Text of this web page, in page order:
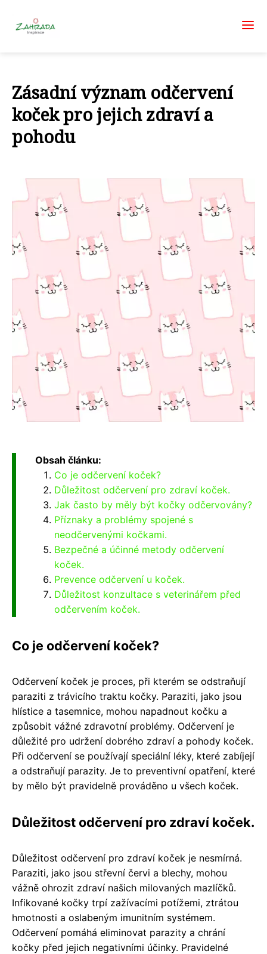
Zásadní význam odčervení
koček pro jejich zdraví a
pohodu
Obsah článku:
Co je odčervení koček?
Důležitost odčervení pro zdraví koček.
Jak často by měly být kočky odčervovány?
Příznaky a problémy spojené s
neodčervenými kočkami.
Bezpečné a účinné metody odčervení
koček.
Prevence odčervení u koček.
Důležitost konzultace s veterinářem před
odčervením koček.
Co je odčervení koček?
Odčervení koček je proces, při kterém se odstraňují
paraziti z trávicího traktu kočky. Paraziti, jako jsou
hlístice a tasemnice, mohou napadnout kočku a
způsobit vážné zdravotní problémy. Odčervení je
důležité pro udržení dobrého zdraví a pohody koček.
Při odčervení se používají speciální léky, které zabíjejí
a odstraňují parazity. Je to preventivní opatření, které
by mělo být pravidelně prováděno u všech koček.
Důležitost odčervení pro zdraví koček.
Důležitost odčervení pro zdraví koček je nesmírná.
Paraziti, jako jsou střevní červi a blechy, mohou
vážně ohrozit zdraví našich milovaných mazlíčků.
Infikované kočky trpí zažívacími potížemi, ztrátou
hmotnosti a oslabeným imunitním systémem.
Odčervení pomáhá eliminovat parazity a chrání
kočky před jejich negativními účinky. Pravidelné